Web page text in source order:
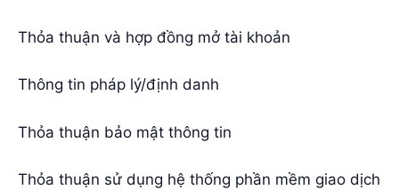
Thỏa thuận và hợp đồng mở tài khoản
Thông tin pháp lý/định danh
Thỏa thuận bảo mật thông tin
Thỏa thuận sử dụng hệ thống phần mềm giao dịch